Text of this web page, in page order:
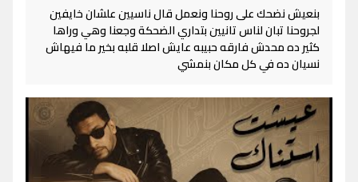
بنعيش نضحك على روحنا ونعمل قال ناسيين علشان خايفين
لجروحنا تبان لناس تانيين بتداري الضحكة وجعنا وهي وراها
كثير ده محدش فارقه حبيبه عايش اصلا قلبه بخير ما فيهاش
نسيان ده في كل مكان بنمشي